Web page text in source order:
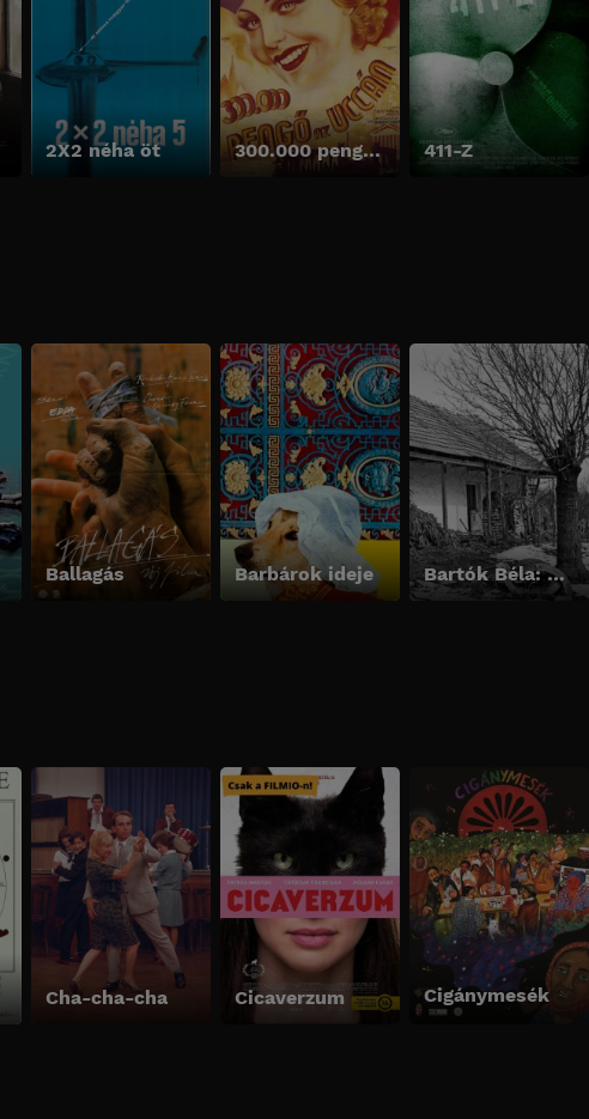
2X2 néha öt 300.000 pengő az uccán 411-Z
Ballagás Barbárok ideje Bartók Béla: Az éjszaka zenéje
Cha-cha-cha Cicaverzum Cigánymesék